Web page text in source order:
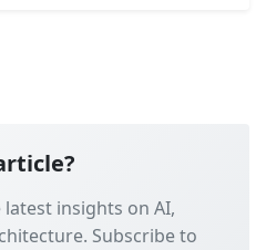
insights on AI,
Subscribe to